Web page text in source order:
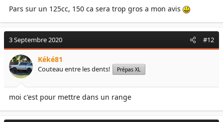
Pars sur un 125cc, 150 ca sera trop gros a mon avis
3 Septembre 2020 #12
Kéké81
Couteau entre les dents! Prépas XL
moi c'est pour mettre dans un range